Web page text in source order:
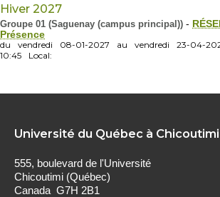
Hiver 2027
Groupe 01 (Saguenay (campus principal)) -
Présence
du
vendredi 08-01-2027 au vendredi 23-04-
10:45
Local:
Université du Québec à Chicoutimi
555, boulevard de l'Université
Chicoutimi (Québec)
Canada G7H 2B1